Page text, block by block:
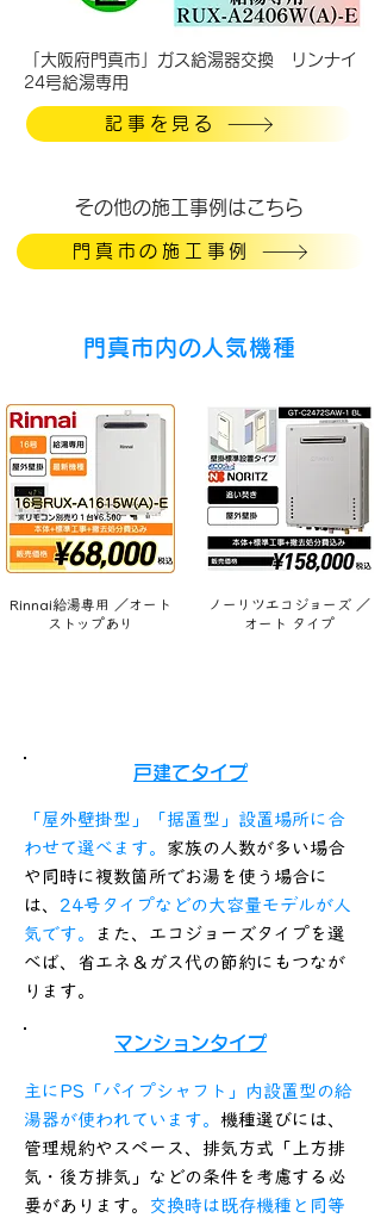
「大阪府門真市」ガス給湯器交換 リンナイ
24号給湯専用
記事を見る
​その他の施工事例はこちら
門真市の施工事例
門真市内の人気機種
Rinnai給湯専用 ／オート
ストップあり
ノーリツエコジョーズ ／
オート タイプ
戸建てタイプ
「屋外壁掛型」「据置型」設置場所に合
わせて選べます。 家族の人数が多い場合
や同時に複数箇所でお湯を使う場合に
は、 24号タイプなどの大容量モデルが人
気です。
また、エコジョーズタイプを選
べば、省エネ＆ガス代の節約にもつなが
ります。
マンションタイプ
主にPS「パイプシャフト」内設置型の給
湯器が使われています。 機種選びには、
管理規約やスペース、排気方式「上方排
気・後方排気」などの条件を考慮する必
要があります。
交換時は既存機種と同等